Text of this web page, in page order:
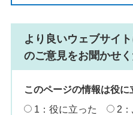
より良いウェブサイ
のご意見をお聞かせ
このページの情報は役に
1：役に立った
2